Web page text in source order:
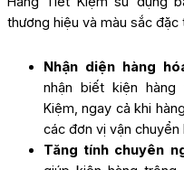
thương hiệu và màu sắc đặc
Nhận diện hàng
nhận biết kiện
Kiệm, ngay cả khi
các đơn vị vận chuyển
Tăng tính chuyên